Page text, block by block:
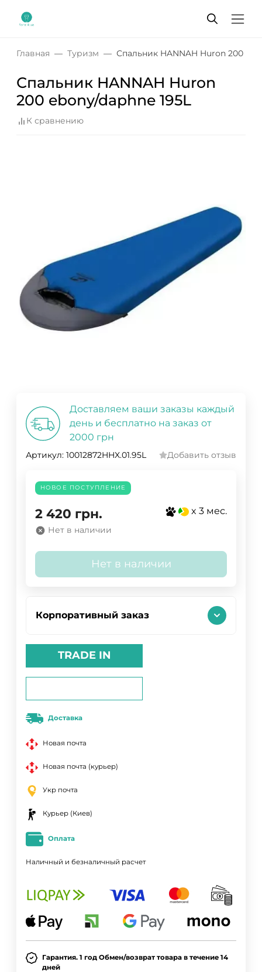
Главная Туризм Спальник HANNAH Huron 200
Спальник HANNAH Huron
200 ebony/daphne 195L
К сравнению
Доставляем ваши заказы каждый
день и бесплатно на заказ от
2000 грн
Артикул: 10012872HHX.01.95L Добавить отзыв
НОВОЕ ПОСТУПЛЕНИЕ
2 420 грн. x 3 мес.
Нет в наличии
Нет в наличии
Корпоративный заказ
TRADE IN
Доставка
Новая почта
Новая почта (курьер)
Укр почта
Курьер (Киев)
Оплата
Наличный и безналичный расчет
Гарантия. 1 год Обмен/возврат товара в течение 14
дней